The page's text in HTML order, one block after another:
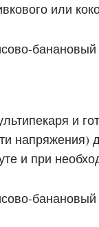
или
и
напряжения)
и при